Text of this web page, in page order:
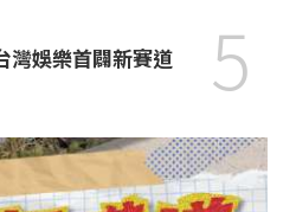
灣娛樂首闢新賽道 5